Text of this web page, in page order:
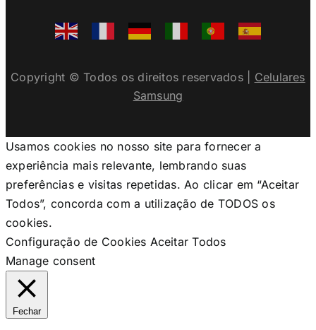
Copyright © Todos os direitos reservados | Celulares
Samsung
Usamos cookies no nosso site para fornecer a
experiência mais relevante, lembrando suas
preferências e visitas repetidas. Ao clicar em “Aceitar
Todos”, concorda com a utilização de TODOS os
cookies.
Configuração de Cookies Aceitar Todos
Manage consent
Fechar